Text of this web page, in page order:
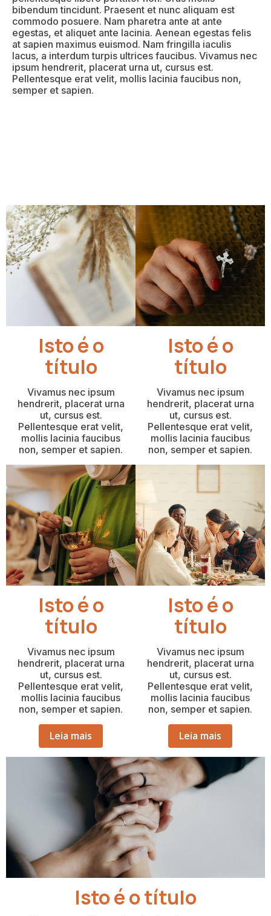
bibendum tincidunt. Praesent et nunc aliquam est
commodo posuere. Nam pharetra ante at ante
egestas, et aliquet ante lacinia. Aenean egestas felis
at sapien maximus euismod. Nam fringilla iaculis
lacus, a interdum turpis ultrices faucibus. Vivamus nec
ipsum hendrerit, placerat urna ut, cursus est.
Pellentesque erat velit, mollis lacinia faucibus non,
semper et sapien.
Isto é o
título
Vivamus nec ipsum
hendrerit, placerat urna
ut, cursus est.
Pellentesque erat velit,
mollis lacinia faucibus
non, semper et sapien.
Isto é o
título
Vivamus nec ipsum
hendrerit, placerat urna
ut, cursus est.
Pellentesque erat velit,
mollis lacinia faucibus
non, semper et sapien.
Isto é o
título
Vivamus nec ipsum
hendrerit, placerat urna
ut, cursus est.
Pellentesque erat velit,
mollis lacinia faucibus
non, semper et sapien.
Leia mais
Isto é o
título
Vivamus nec ipsum
hendrerit, placerat urna
ut, cursus est.
Pellentesque erat velit,
mollis lacinia faucibus
non, semper et sapien.
Leia mais
Isto é o título